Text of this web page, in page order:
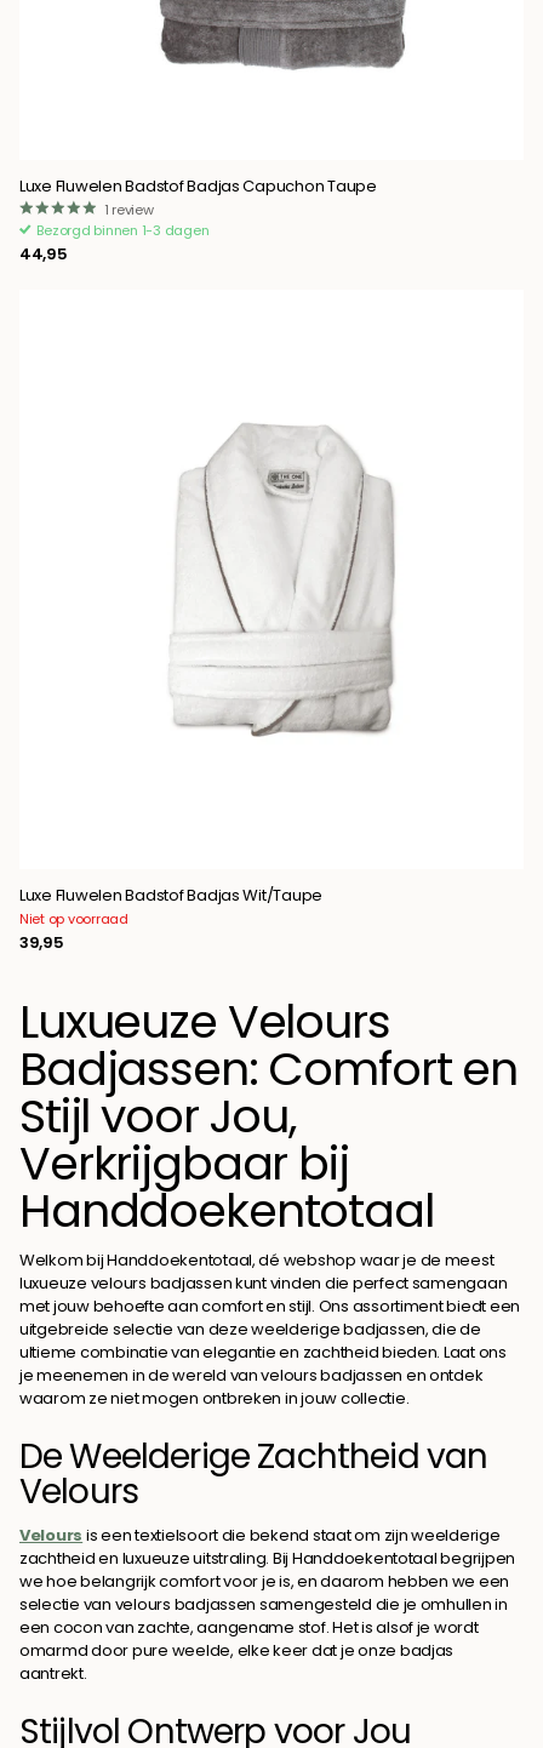
Luxe Fluwelen Badstof Badjas Capuchon Taupe
1 review
Bezorgd binnen 1-3 dagen
44,95
Luxe Fluwelen Badstof Badjas Wit/Taupe
Niet op voorraad
39,95
Luxueuze Velours
Badjassen: Comfort en
Stijl voor Jou,
Verkrijgbaar bij
Handdoekentotaal
Welkom bij Handdoekentotaal, dé webshop waar je de meest
luxueuze velours badjassen kunt vinden die perfect samengaan
met jouw behoefte aan comfort en stijl. Ons assortiment biedt een
uitgebreide selectie van deze weelderige badjassen, die de
ultieme combinatie van elegantie en zachtheid bieden. Laat ons
je meenemen in de wereld van velours badjassen en ontdek
waarom ze niet mogen ontbreken in jouw collectie.
De Weelderige Zachtheid van
Velours
Velours is een textielsoort die bekend staat om zijn weelderige
zachtheid en luxueuze uitstraling. Bij Handdoekentotaal begrijpen
we hoe belangrijk comfort voor je is, en daarom hebben we een
selectie van velours badjassen samengesteld die je omhullen in
een cocon van zachte, aangename stof. Het is alsof je wordt
omarmd door pure weelde, elke keer dat je onze badjas
aantrekt.
Stijlvol Ontwerp voor Jou